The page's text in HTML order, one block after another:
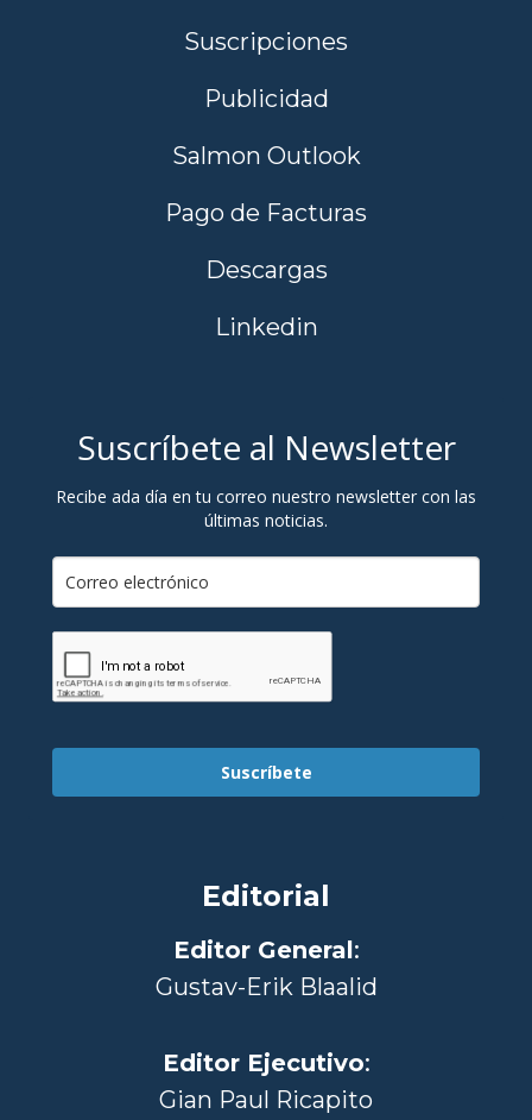
Suscripciones
Publicidad
Salmon Outlook
Pago de Facturas
Descargas
Linkedin
Suscríbete al Newsletter
Recibe ada día en tu correo nuestro newsletter con las
últimas noticias.
Suscríbete
Editorial
Editor General:
Gustav-Erik Blaalid
Editor Ejecutivo:
Gian Paul Ricapito